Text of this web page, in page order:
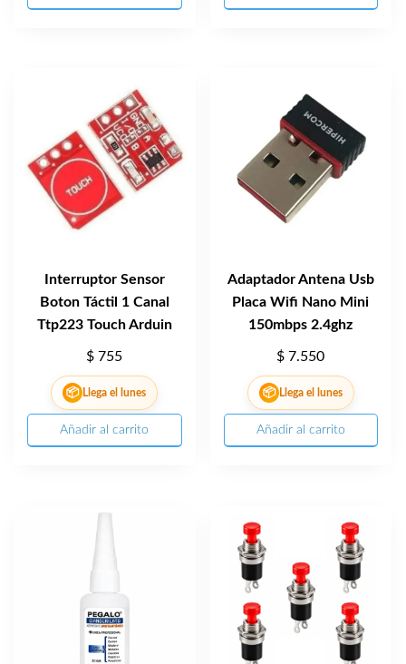
Interruptor Sensor
Boton Táctil 1 Canal
Ttp223 Touch Arduin
$ 755
📦 Llega el lunes
Añadir al carrito
Adaptador Antena Usb
Placa Wifi Nano Mini
150mbps 2.4ghz
$ 7.550
📦 Llega el lunes
Añadir al carrito